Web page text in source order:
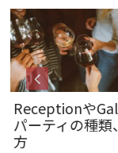
やGalaなど
種類、呼び